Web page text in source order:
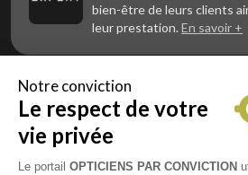
bien-être de leurs clients
leur prestation. En savoir +
Vous êtes un
vous souhaitez nous
Contactez Alliance Optic, la
d’accompagnement des
Notre conviction
Le respect de votre
vie privée
Le portail OPTICIENS PAR CONVICTION